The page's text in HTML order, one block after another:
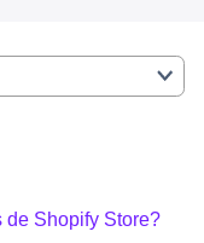
de Shopify Store?